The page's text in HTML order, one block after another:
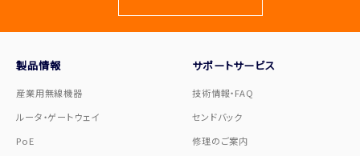
製品情報
産業用無線機器
ルータ・ゲートウェイ
PoE
サポートサービス
技術情報・FAQ
センドバック
修理のご案内